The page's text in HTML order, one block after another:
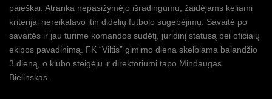
paieškai. Atranka nepasižymėjo išradingumu, žaidėjams keliami
kriterijai nereikalavo itin didelių futbolo sugebėjimų. Savaitė po
savaitės ir jau turime komandos sudėtį, juridinį statusą bei oficialų
ekipos pavadinimą. FK “Viltis” gimimo diena skelbiama balandžio
3 dieną, o klubo steigėju ir direktoriumi tapo Mindaugas
Bielinskas.